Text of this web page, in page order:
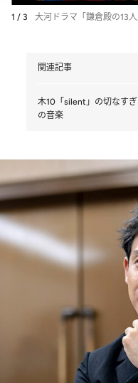
1 / 3 大河ドラマ「鎌倉殿の13人
関連記事
木10「silent」の切なす
の音楽